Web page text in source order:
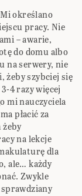
określano
pracy. Nie
– awarie,
do domu albo
na serwery, nie
żeby szybciej się
4 razy więcej
mi nauczyciela
płacić za
na lekcje
dla
ale… każdy
Zwykle